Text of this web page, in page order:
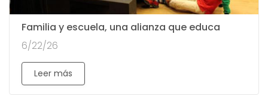
Familia y escuela, una alianza que educa
6/22/26
Leer más